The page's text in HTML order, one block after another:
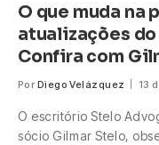
O que muda na
atualizações
Confira com
Por Diego Velázquez 13
O escritório Stelo
sócio Gilmar Stelo,